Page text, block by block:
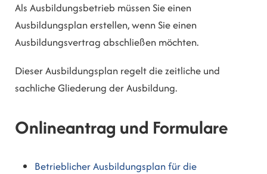
Als Ausbildungsbetrieb müssen Sie einen
Ausbildungsplan erstellen, wenn Sie einen
Ausbildungsvertrag abschließen möchten.
Dieser Ausbildungsplan regelt die zeitliche und
sachliche Gliederung der Ausbildung.
Onlineantrag und Formulare
Betrieblicher Ausbildungsplan für die